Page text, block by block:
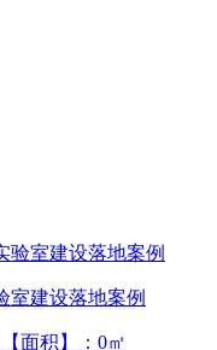
室建设落地案例
面积】： 0㎡